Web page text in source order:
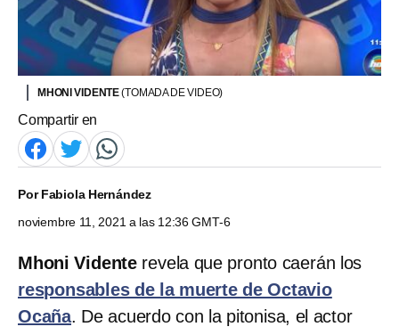
MHONI VIDENTE(TOMADA DE VIDEO)
Compartir en
PorFabiola Hernández
noviembre 11, 2021 a las 12:36 GMT-6
Mhoni Vidente revela que pronto caerán los
responsables de la muerte de Octavio
Ocaña. De acuerdo con la pitonisa, el actor